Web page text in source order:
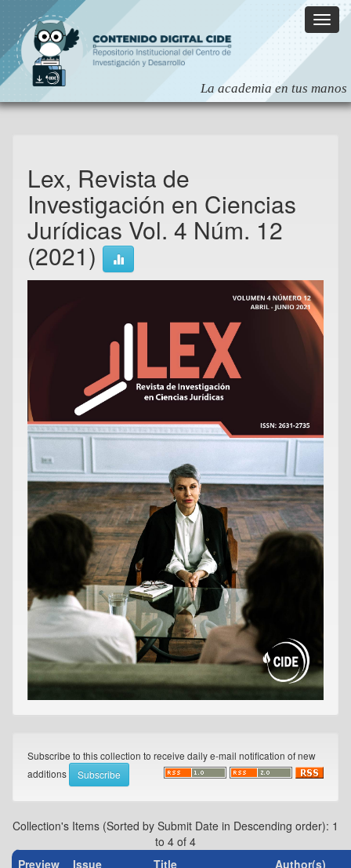
navigation
Lex, Revista de
Investigación en Ciencias
Jurídicas Vol. 4 Núm. 12
(2021)
Subscribe to this collection to receive daily e-mail notification of new
additions
Collection's Items (Sorted by Submit Date in Descending order): 1
to 4 of 4
Preview
Issue
Title Author(s)